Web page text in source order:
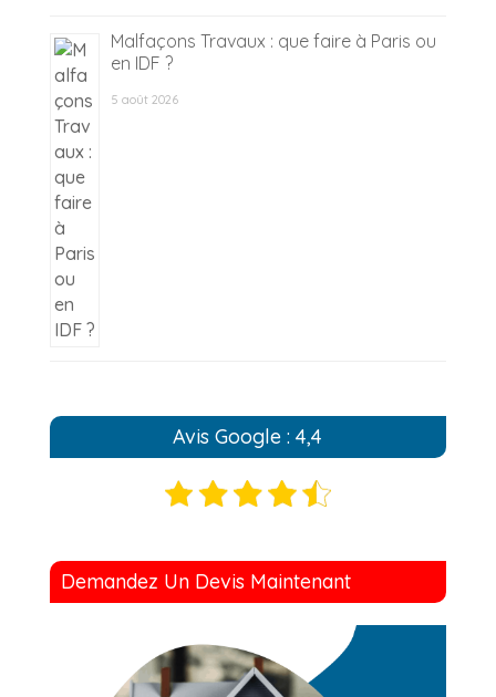
Malfaçons Travaux : que faire à Paris ou
en IDF ?
5 août 2026
Avis Google : 4,4
Demandez Un Devis Maintenant